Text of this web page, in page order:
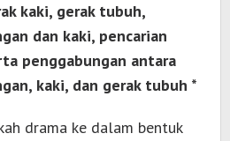
kaki, gerak tubuh,
dan kaki, pencarian
penggabungan antara
kaki, dan gerak tubuh *
drama ke dalam bentuk